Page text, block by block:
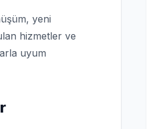
yeni
hizmetler ve
uyum